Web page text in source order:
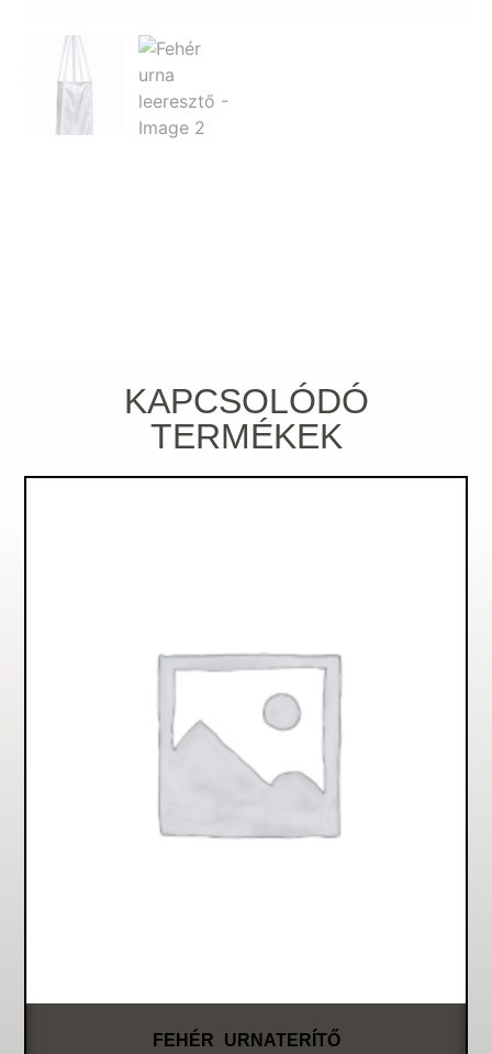
KAPCSOLÓDÓ
TERMÉKEK
FEHÉR URNATERÍTŐ